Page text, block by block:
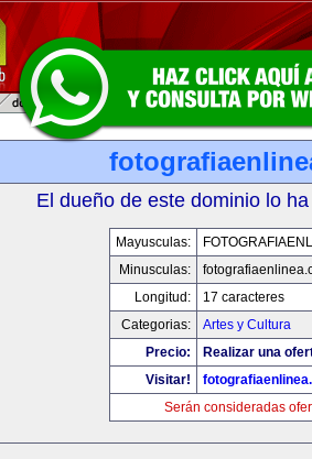
El dueño de este dominio lo
Mayusculas:
Minusculas:
Longitud:
17 caracteres
Categorias:
Artes y Cultura
Precio:
Realizar una
Visitar!
Serán consideradas